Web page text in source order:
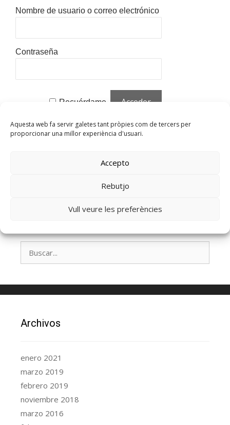
Aquesta web fa servir galetes tant pròpies com de tercers per
proporcionar una millor experiència d'usuari.
Accepto
Rebutjo
Vull veure les preferències
Nombre de usuario o correo electrónico
Contraseña
Recuérdame
¿Olvidaste tu contraseña?Haz clic para
restablecer
registrarte
Archivos
enero 2021
marzo 2019
febrero 2019
noviembre 2018
marzo 2016